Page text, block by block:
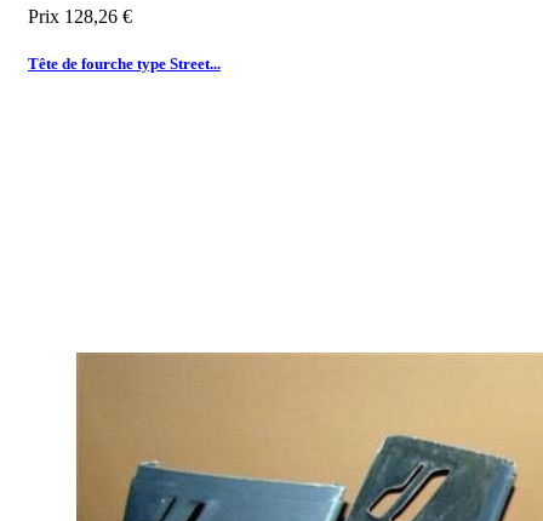
Prix 128,26 €
Tête de fourche type Street...